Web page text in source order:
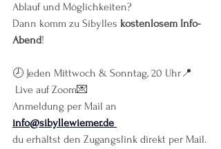
Ablauf und Möglichkeiten?
Dann komm zu Sibylles kostenlosem Info-
Abend!
🕗 Jeden Mittwoch & Sonntag, 20 Uhr📍
Live auf Zoom💌
Anmeldung per Mail an
info@sibyllewiemer.de
du erhältst den Zugangslink direkt per Mail.